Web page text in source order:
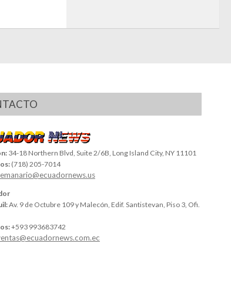
34-18 Northern Blvd, Suite 2/6B, Long Island City, NY 11101
(718) 205-7014
Av. 9 de Octubre 109 y Malecón, Edif. Santistevan, Piso 3, Ofi.
+593 993683742